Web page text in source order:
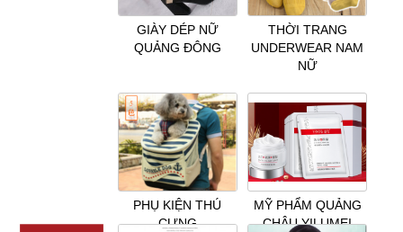
GIÀY DÉP NỮ
QUẢNG ĐÔNG
THỜI TRANG
UNDERWEAR NAM
NỮ
PHỤ KIỆN THÚ
CƯNG
MỸ PHẨM QUẢNG
CHÂU YILUMEI